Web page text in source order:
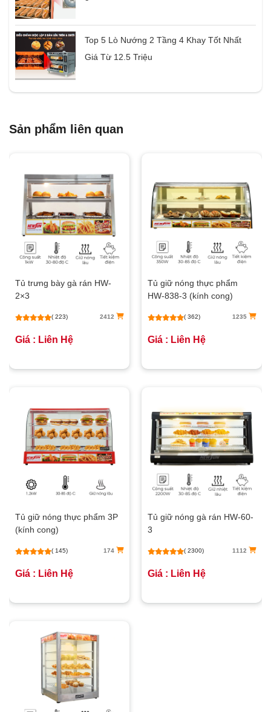
Top 5 Lò Nướng 2 Tầng 4 Khay Tốt Nhất
Giá Từ 12.5 Triệu
Sản phẩm liên quan
Tủ trưng bày gà rán HW-
2×3
( 223) 2412
Giá : Liên Hệ
Tủ giữ nóng thực phẩm
HW-838-3 (kính cong)
( 362) 1235
Giá : Liên Hệ
Tủ giữ nóng thực phẩm 3P
(kính cong)
( 145) 174
Giá : Liên Hệ
Tủ giữ nóng gà rán HW-60-
3
( 2300) 1112
Giá : Liên Hệ